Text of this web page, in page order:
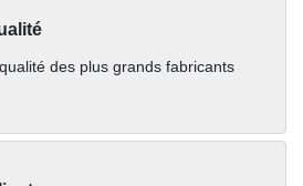
des plus grands fabricants